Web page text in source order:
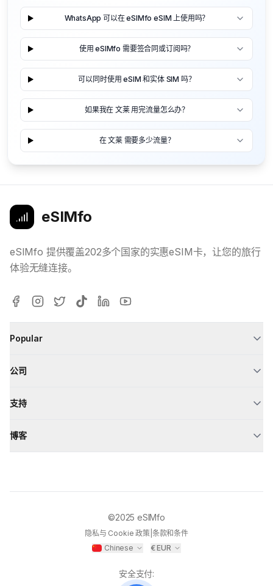
WhatsApp 可以在 eSIMfo eSIM 上使用吗？
使用 eSIMfo 需要签合同或订阅吗？
可以同时使用 eSIM 和实体 SIM 吗？
如果我在 文莱 用完流量怎么办？
在 文莱 需要多少流量？
eSIMfo
eSIMfo 提供覆盖202多个国家的实惠eSIM卡，让您的旅行
体验无缝连接。
Popular
公司
支持
博客
©2025 eSIMfo
隐私与 Cookie 政策| 条款和条件
Chinese
€EUR
安全支付: